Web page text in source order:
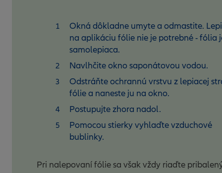
Okná dôkladne umyte a odmastite.
na aplikáciu fólie nie je potrebné - fólia
samolepiaca.
Navlhčite okno saponátovou vodou.
Odstráňte ochrannú vrstvu z lepiacej
fólie a naneste ju na okno.
Postupujte zhora nadol.
Pomocou stierky vyhlaďte vzduchové
bublinky.
Pri nalepovaní fólie sa však vždy riaďte